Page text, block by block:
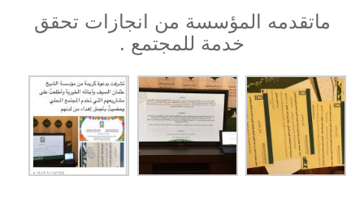
ماتقدمه المؤسسة من انجازات تحقق
خدمة للمجتمع .